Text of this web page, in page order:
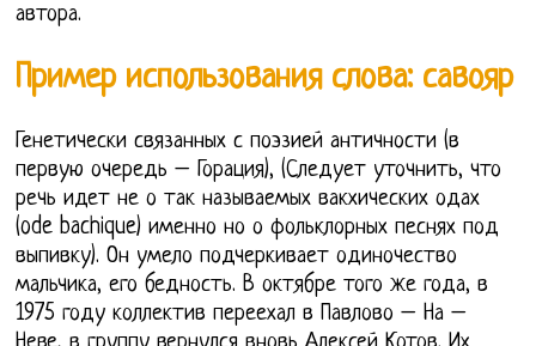
автора.
Пример использования слова: савояр
Генетически связанных с поэзией античности (в
первую очередь – Горация), (Следует уточнить, что
речь идет не о так называемых вакхических одах
(ode bachique) именно но о фольклорных песнях под
выпивку). Он умело подчеркивает одиночество
мальчика, его бедность. В октябре того же года, в
1975 году коллектив переехал в Павлово – На –